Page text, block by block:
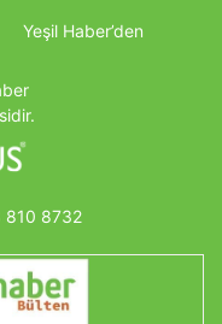
Yeşil Haber’den
810 8732